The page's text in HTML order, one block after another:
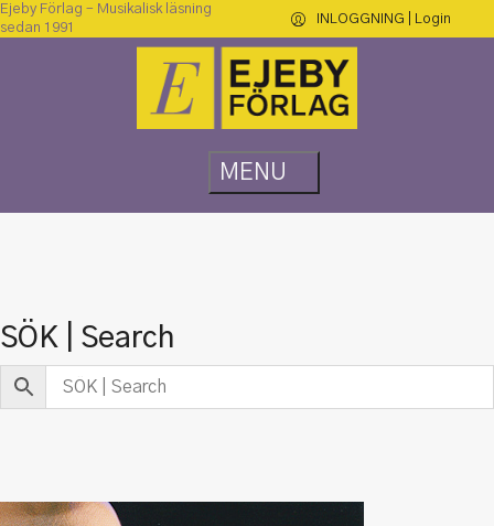
Ejeby Förlag – Musikalisk läsning
sedan 1991
INLOGGNING | Login
SÖK | Search